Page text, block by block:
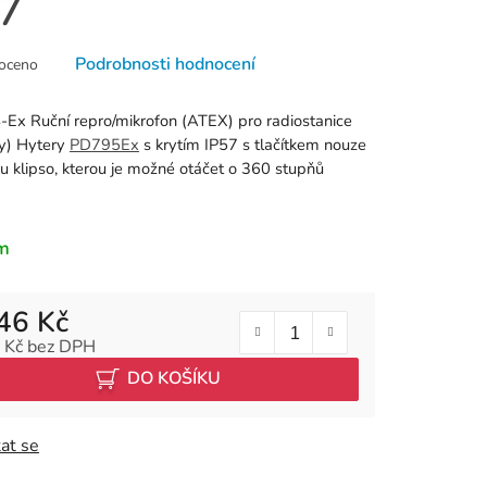
Podrobnosti hodnocení
Ruční repro/mikrofon (ATEX) pro radiostanice
Hytery PD795Ex s krytím IP57 s tlačítkem nouze
klipso, kterou je možné otáčet o 360 stupňů
Kč
bez DPH
DO KOŠÍKU
se